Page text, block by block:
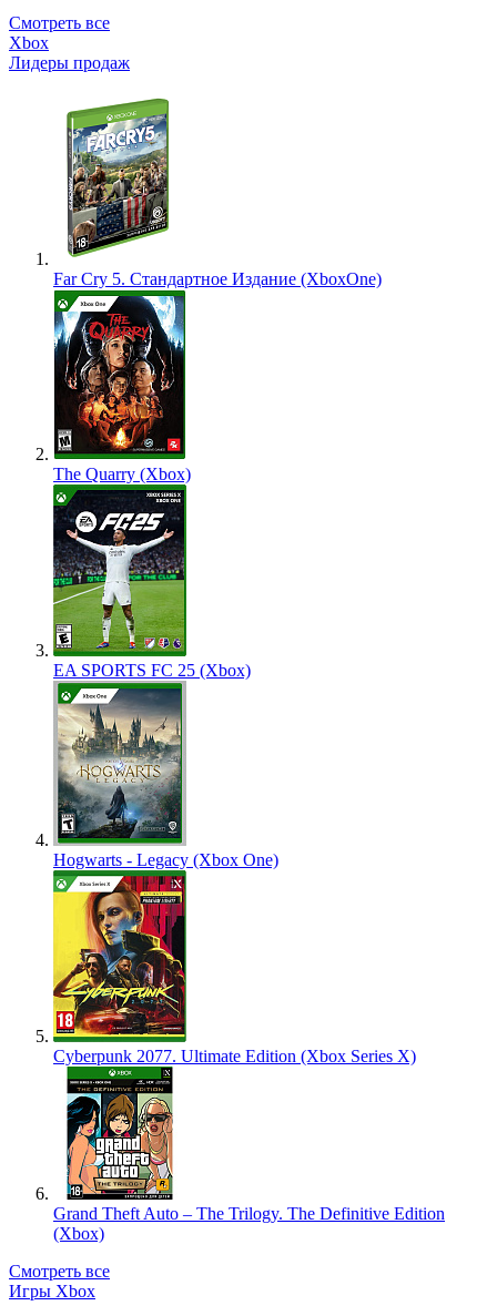
Смотреть все
Xbox
Лидеры продаж
Far Cry 5. Стандартное Издание (XboxOne)
The Quarry (Xbox)
EA SPORTS FC 25 (Xbox)
Hogwarts - Legacy (Xbox One)
Cyberpunk 2077. Ultimate Edition (Xbox Series X)
Grand Theft Auto – The Trilogy. The Definitive Edition
(Xbox)
Смотреть все
Игры Xbox